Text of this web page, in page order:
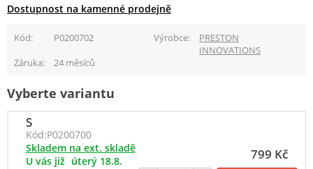
Dostupnost na kamenné prodejně
Kód P0200702 Výrobce
PRESTON
INNOVATIONS
Záruka
24 měsíců
Vyberte variantu
S
Kód:P0200700
799 Kč
Skladem na ext. skladě
U vás již úterý 18.8.